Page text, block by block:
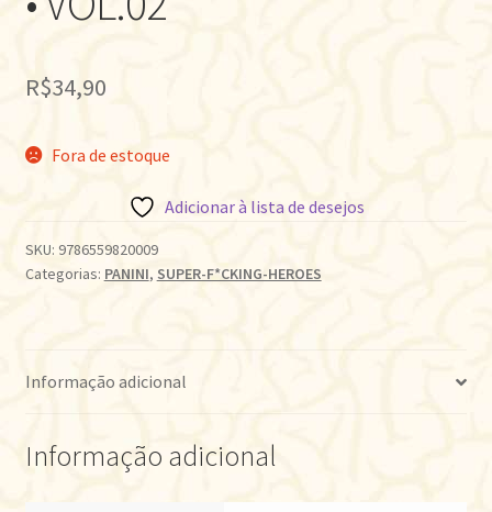
R$34,90
Fora de estoque
Adicionar à lista de desejos
SKU: 9786559820009
Categorias: PANINI, SUPER-F*CKING-HEROES
Informação adicional
Informação adicional